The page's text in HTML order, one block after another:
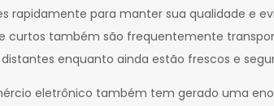
rapidamente para manter sua qualidade e
curtos também são frequentemente
enquanto ainda estão frescos e
eletrônico também tem gerado uma